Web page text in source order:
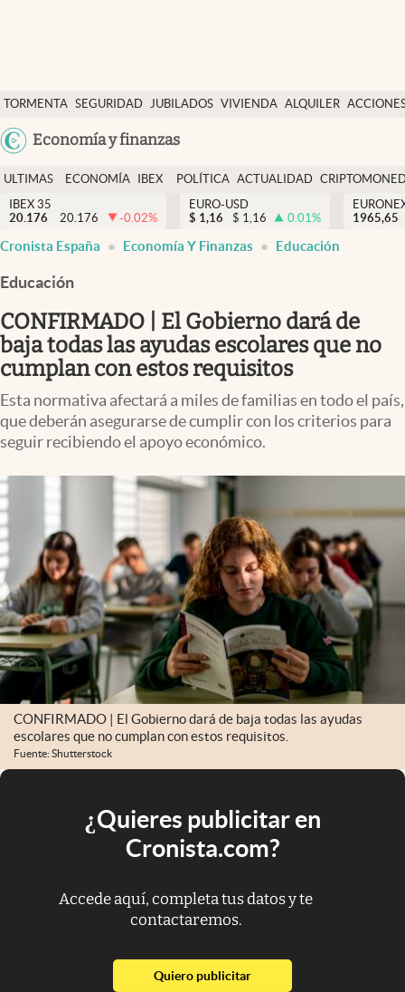
TORMENTA SEGURIDAD JUBILADOS VIVIENDA ALQUILER
USA
Colombia
Economía y finanzas
Economía y finanzas
Política
Actualidad
Criptomonedas
España
ULTIMAS
NOTICIAS
ECONOMÍA
FINANZAS
IBEX
EURO
POLÍTICA ACTUALIDAD
IBEX 35
20.176
20.176 -0.02%
EURO-USD
$ 1,16 $ 1,16 0.01%
1965,65
Cronista España Economía Y Finanzas Educación
Educación
CONFIRMADO | El Gobierno dará de
baja todas las ayudas escolares que no
cumplan con estos requisitos
Esta normativa afectará a miles de familias en todo el país,
que deberán asegurarse de cumplir con los criterios para
seguir recibiendo el apoyo económico.
CONFIRMADO | El Gobierno dará de baja todas las ayudas
escolares que no cumplan con estos requisitos.
Fuente: Shutterstock
¿Quieres publicitar en
Cronista.com?
Accede aquí, completa tus datos y te
contactaremos.
Quiero publicitarabre en nueva pestaña